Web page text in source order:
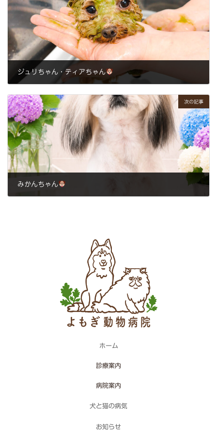
ジュリちゃん・ティアちゃん
次の記事
みかんちゃん
ホーム
診療案内
病院案内
犬と猫の病気
お知らせ